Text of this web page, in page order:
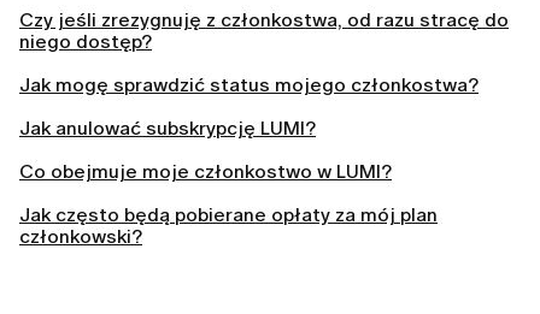
Czy jeśli zrezygnuję z członkostwa, od razu stracę do
niego dostęp?
Jak mogę sprawdzić status mojego członkostwa?
Jak anulować subskrypcję LUMI?
Co obejmuje moje członkostwo w LUMI?
Jak często będą pobierane opłaty za mój plan
członkowski?